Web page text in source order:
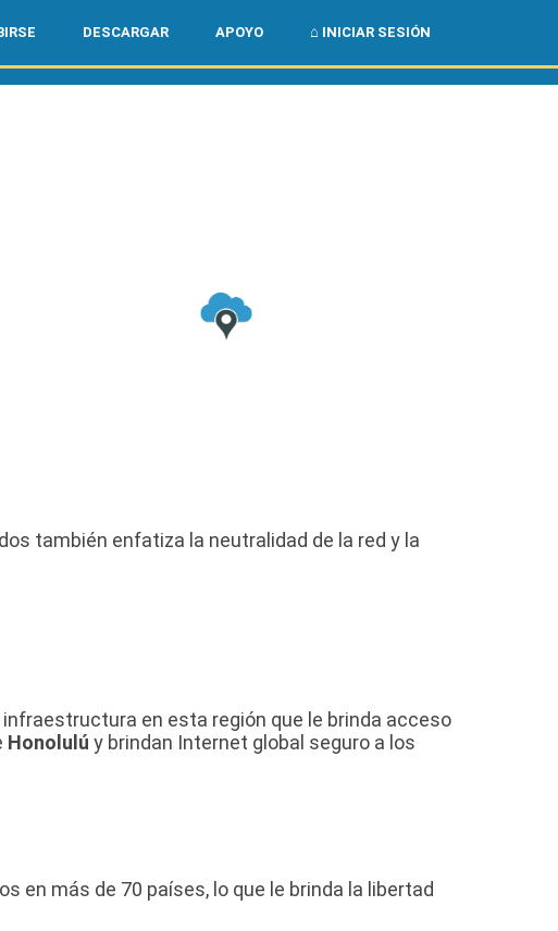
DESCARGAR APOYO ⌂ INICIAR SESIÓN
también enfatiza la neutralidad de la red y la
infraestructura en esta región que le brinda acceso
Honolulú y brindan Internet global seguro a los
en más de 70 países, lo que le brinda la libertad